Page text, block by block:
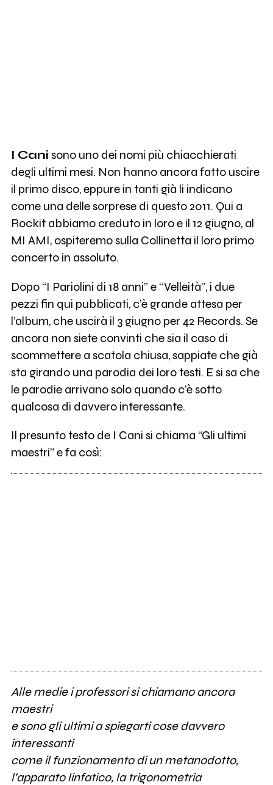
I Cani sono uno dei nomi più chiacchierati
degli ultimi mesi. Non hanno ancora fatto uscire
il primo disco, eppure in tanti già li indicano
come una delle sorprese di questo 2011. Qui a
Rockit abbiamo creduto in loro e il 12 giugno, al
MI AMI, ospiteremo sulla Collinetta il loro primo
concerto in assoluto.
Dopo “I Pariolini di 18 anni” e “Velleità”, i due
pezzi fin qui pubblicati, c’è grande attesa per
l’album, che uscirà il 3 giugno per 42 Records. Se
ancora non siete convinti che sia il caso di
scommettere a scatola chiusa, sappiate che già
sta girando una parodia dei loro testi. E si sa che
le parodie arrivano solo quando c’è sotto
qualcosa di davvero interessante.
Il presunto testo de I Cani si chiama “Gli ultimi
maestri” e fa così:
Alle medie i professori si chiamano ancora
maestri
e sono gli ultimi a spiegarti cose davvero
interessanti
come il funzionamento di un metanodotto,
l’apparato linfatico, la trigonometria